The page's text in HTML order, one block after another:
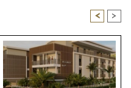
< >